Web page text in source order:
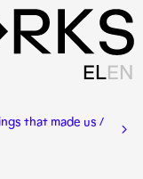
ELEN
that made us /